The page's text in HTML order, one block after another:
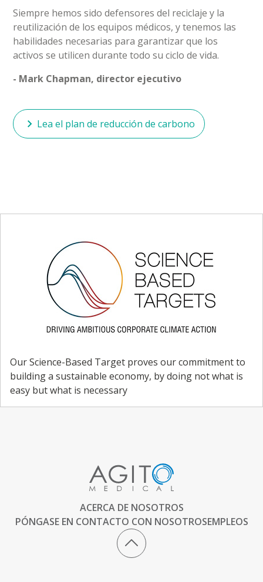
Siempre hemos sido defensores del reciclaje y la
reutilización de los equipos médicos, y tenemos las
habilidades necesarias para garantizar que los
activos se utilicen durante todo su ciclo de vida.
- Mark Chapman, director ejecutivo
Lea el plan de reducción de carbono
Our Science-Based Target proves our commitment to
building a sustainable economy, by doing not what is
easy but what is necessary
ACERCA DE NOSOTROS
PÓNGASE EN CONTACTO CON NOSOTROSEMPLEOS